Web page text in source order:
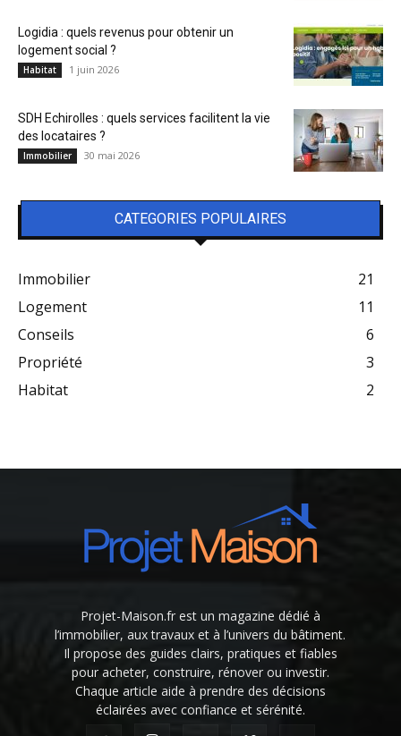
Logidia : quels revenus pour obtenir un
logement social ?
Habitat 1 juin 2026
SDH Echirolles : quels services facilitent la vie
des locataires ?
Immobilier 30 mai 2026
CATEGORIES POPULAIRES
Immobilier
21
Logement
11
Conseils
6
Propriété
3
Habitat
2
Projet-Maison.fr est un magazine dédié à
l’immobilier, aux travaux et à l’univers du bâtiment.
Il propose des guides clairs, pratiques et fiables
pour acheter, construire, rénover ou investir.
Chaque article aide à prendre des décisions
éclairées avec confiance et sérénité.